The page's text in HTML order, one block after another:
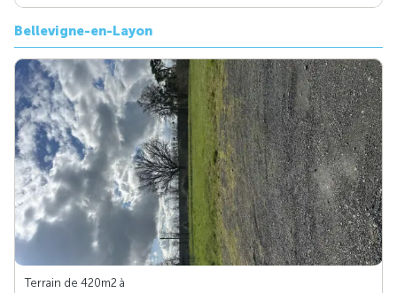
Bellevigne-en-Layon
Terrain de 420m2 à